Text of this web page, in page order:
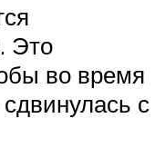
Это
во время
с